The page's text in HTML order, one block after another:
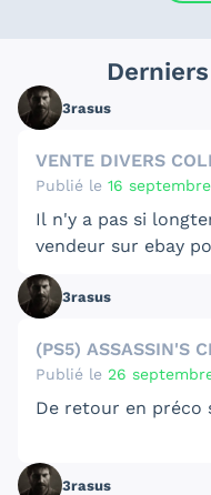
3rasus
VENTE DIVERS
Publié le 16
Il n'y a pas si
vendeur sur ebay
aucune réponse j'ai
dommage
3rasus
Publié le 26
De retour en préco
3rasus